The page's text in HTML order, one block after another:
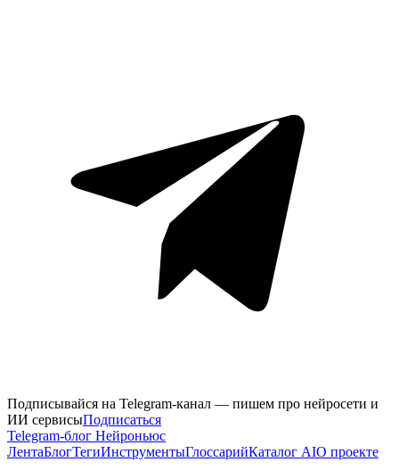
Подписывайся на Telegram-канал — пишем про нейросети и
ИИ сервисыПодписаться
Telegram-блог Нейроньюс
ЛентаБлогТегиИнструментыГлоссарийКаталог AIО проекте